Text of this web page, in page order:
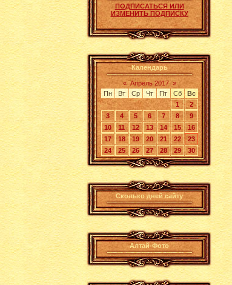
ПОДПИСАТЬСЯ ИЛИ
ИЗМЕНИТЬ ПОДПИСКУ
Календарь
« Апрель 2017 »
Пн
Вт Ср Чт Пт Сб
Вс
1
2
3
4 5 6 7 8
9
10
11 12 13 14 15
16
17
18 19 20 21 22
23
24
25 26 27 28 29 30
Сколько дней сайту
Алтай-Фото